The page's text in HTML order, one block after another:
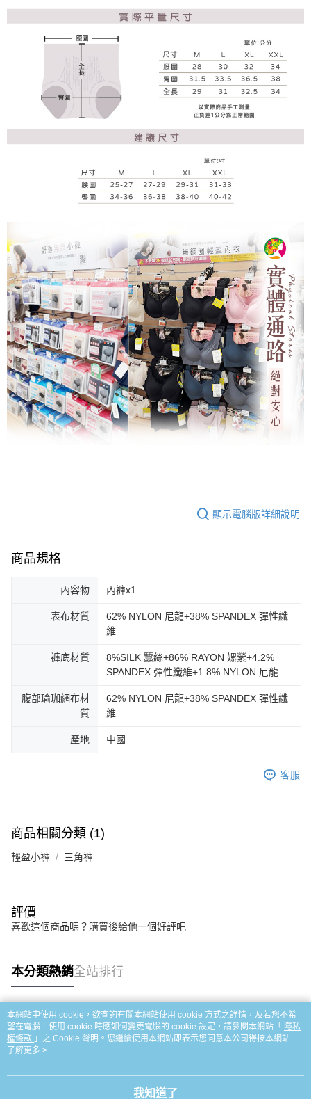
顯示電腦版詳細說明
商品規格
內容物 內褲x1
表布材質
62% NYLON 尼龍+38% SPANDEX 彈性纖
維
褲底材質
8%SILK 蠶絲+86% RAYON 嫘縈+4.2%
SPANDEX 彈性纖維+1.8% NYLON 尼龍
腹部瑜珈網布材
質
62% NYLON 尼龍+38% SPANDEX 彈性纖
維
產地 中國
客服
商品相關分類 (1)
輕盈小褲 三角褲
評價
喜歡這個商品嗎？購買後給他一個好評吧
本分類熱銷全站排行
熱門標籤
本網站中使用 cookie，欲查詢有關本網站使用 cookie 方式之詳情，及若您不希
望在電腦上使用 cookie 時應如何變更電腦的 cookie 設定，請參閱本網站「 隱私
權條款 」之 Cookie 聲明。您繼續使用本網站即表示您同意本公司得按本網站使
用條款之 Cookie 聲明使用 cookie。
了解更多 >
我知道了